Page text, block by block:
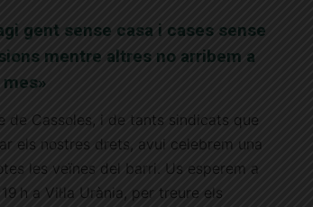
gent sense casa i cases sense
mentre altres no arribem a
de Cassoles, i de tants sindicats que
els nostres drets, avui celebrem una
les veïnes del barri. Us esperem a
h a Vil·la Urània, per treure els